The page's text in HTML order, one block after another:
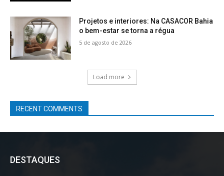
Projetos e interiores: Na CASACOR Bahia
o bem-estar se torna a régua
5 de agosto de 2026
Load more
RECENT COMMENTS
DESTAQUES